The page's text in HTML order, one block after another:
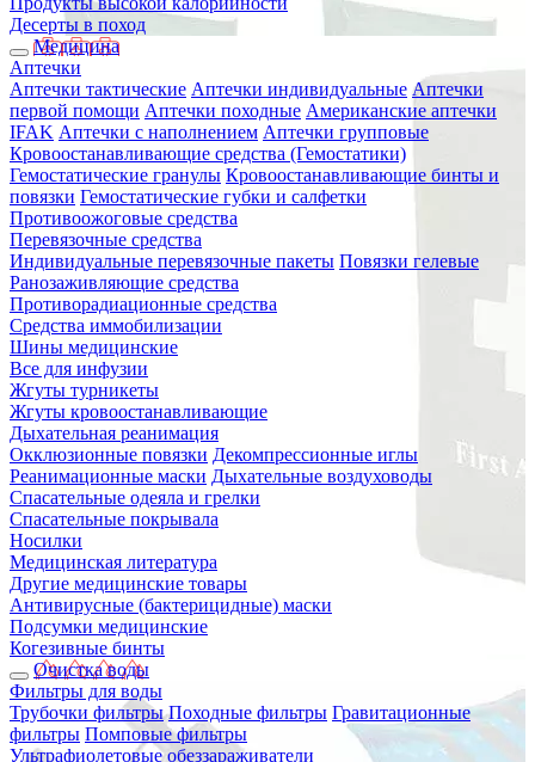
Десерты в поход
Медицина
Аптечки
Аптечки тактические Аптечки индивидуальные Аптечки
первой помощи Аптечки походные Американские аптечки
IFAK Аптечки с наполнением Аптечки групповые
Кровоостанавливающие средства (Гемостатики)
Гемостатические гранулы Кровоостанавливающие бинты и
повязки Гемостатические губки и салфетки
Противоожоговые средства
Перевязочные средства
Индивидуальные перевязочные пакеты Повязки гелевые
Ранозаживляющие средства
Противорадиационные средства
Средства иммобилизации
Шины медицинские
Все для инфузии
Жгуты турникеты
Жгуты кровоостанавливающие
Дыхательная реанимация
Окклюзионные повязки Декомпрессионные иглы
Реанимационные маски Дыхательные воздуховоды
Спасательные одеяла и грелки
Спасательные покрывала
Носилки
Медицинская литература
Другие медицинские товары
Антивирусные (бактерицидные) маски
Подсумки медицинские
Когезивные бинты
Очистка воды
Фильтры для воды
Трубочки фильтры Походные фильтры Гравитационные
фильтры Помповые фильтры
Ультрафиолетовые обеззараживатели